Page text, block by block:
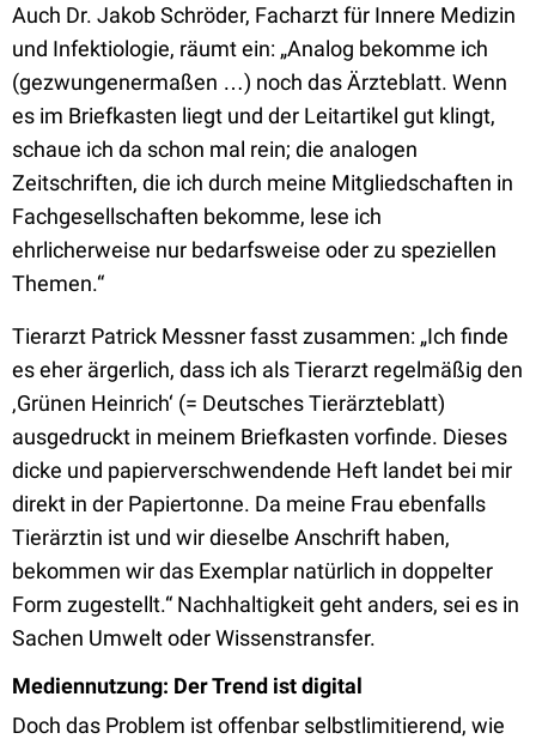
Auch Dr. Jakob Schröder, Facharzt für Innere Medizin
und Infektiologie, räumt ein: „Analog bekomme ich
(gezwungenermaßen …) noch das Ärzteblatt. Wenn
es im Briefkasten liegt und der Leitartikel gut klingt,
schaue ich da schon mal rein; die analogen
Zeitschriften, die ich durch meine Mitgliedschaften in
Fachgesellschaften bekomme, lese ich
ehrlicherweise nur bedarfsweise oder zu speziellen
Themen.“
Tierarzt Patrick Messner fasst zusammen: „Ich finde
es eher ärgerlich, dass ich als Tierarzt regelmäßig den
‚Grünen Heinrich‘ (= Deutsches Tierärzteblatt)
ausgedruckt in meinem Briefkasten vorfinde. Dieses
dicke und papierverschwendende Heft landet bei mir
direkt in der Papiertonne. Da meine Frau ebenfalls
Tierärztin ist und wir dieselbe Anschrift haben,
bekommen wir das Exemplar natürlich in doppelter
Form zugestellt.“ Nachhaltigkeit geht anders, sei es in
Sachen Umwelt oder Wissenstransfer.
Mediennutzung: Der Trend ist digital
Doch das Problem ist offenbar selbstlimitierend, wie